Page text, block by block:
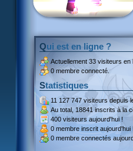
Qui est en ligne ?
Actuellement 33 visiteurs en
0 membre connecté.
Statistiques
11 127 747 visiteursdepuis
Au total, 18841 inscritsà la
400 visiteurs aujourd'hui !
0 membre inscrit aujourd'hui !
0 membre connectés